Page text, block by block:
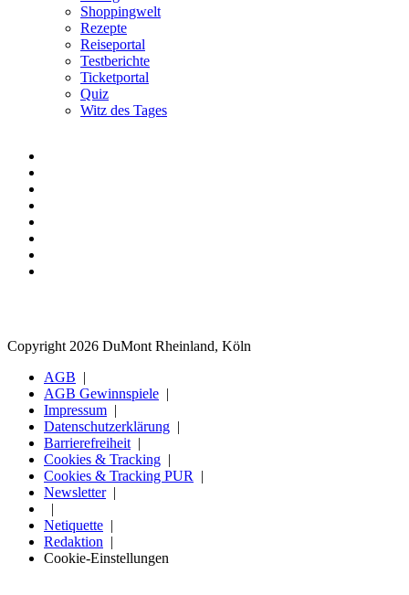
Shoppingwelt
Rezepte
Reiseportal
Testberichte
Ticketportal
Quiz
Witz des Tages
Copyright 2026 DuMont Rheinland, Köln
AGB
AGB Gewinnspiele
Impressum
Datenschutzerklärung
Barrierefreiheit
Cookies & Tracking
Cookies & Tracking PUR
Newsletter
Netiquette
Redaktion
Cookie-Einstellungen